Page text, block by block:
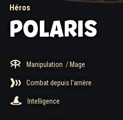
Héros
POLARIS
Manipulation / Mage
Combat depuis l'arrière
Intelligence